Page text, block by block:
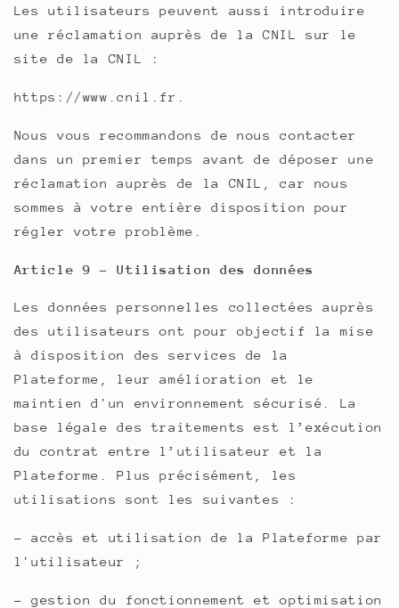
Les utilisateurs peuvent aussi introduire
une réclamation auprès de la CNIL sur le
site de la CNIL :
https://www.cnil.fr.
Nous vous recommandons de nous contacter
dans un premier temps avant de déposer une
réclamation auprès de la CNIL, car nous
sommes à votre entière disposition pour
régler votre problème.
Article 9 - Utilisation des données
Les données personnelles collectées auprès
des utilisateurs ont pour objectif la mise
à disposition des services de la
Plateforme, leur amélioration et le
maintien d'un environnement sécurisé. La
base légale des traitements est l’exécution
du contrat entre l’utilisateur et la
Plateforme. Plus précisément, les
utilisations sont les suivantes :
- accès et utilisation de la Plateforme par
l'utilisateur ;
- gestion du fonctionnement et optimisation